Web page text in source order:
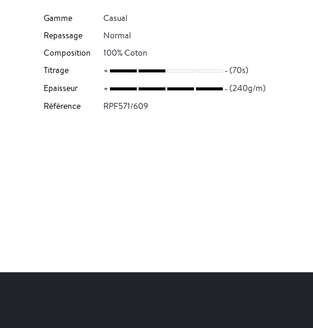
Gamme
Casual
Repassage
Normal
Composition
100% Coton
Titrage
(70s)
Epaisseur
(240g/m)
Référence
RPF571/609